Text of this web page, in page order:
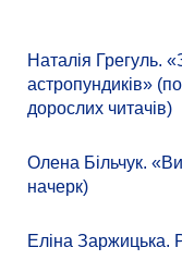
Наталія Грегуль.
астропундиків»
дорослих читачів)
Олена Більчук.
начерк)
Еліна Заржицька.